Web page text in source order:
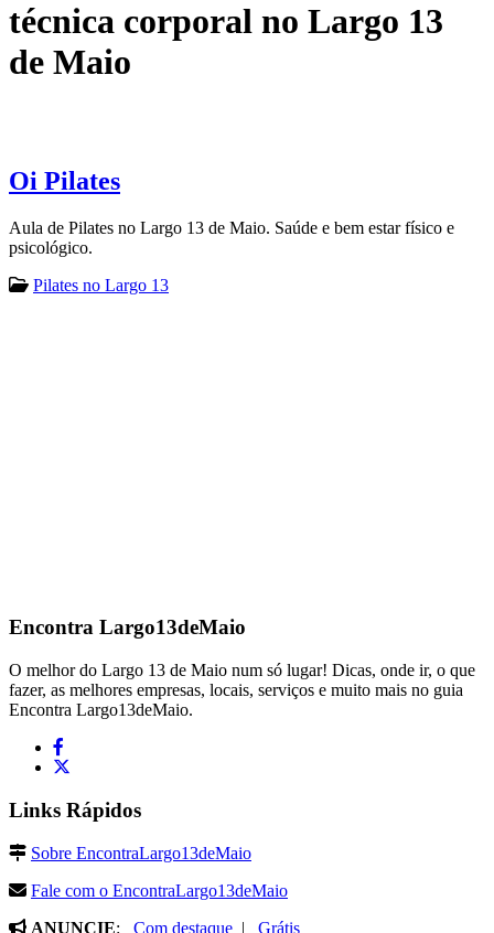
técnica corporal no Largo 13
de Maio
Oi Pilates
Aula de Pilates no Largo 13 de Maio. Saúde e bem estar físico e
psicológico.
Pilates no Largo 13
Encontra Largo13deMaio
O melhor do Largo 13 de Maio num só lugar! Dicas, onde ir, o que
fazer, as melhores empresas, locais, serviços e muito mais no guia
Encontra Largo13deMaio.
Links Rápidos
Sobre EncontraLargo13deMaio
Fale com o EncontraLargo13deMaio
ANUNCIE: Com destaque | Grátis